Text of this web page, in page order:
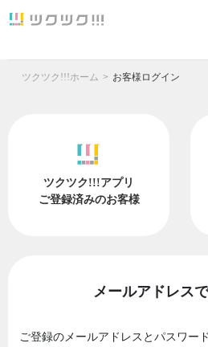
ツクツク!!!ホーム お客様ログイン
ツクツク!!!アプリ
ご登録済みのお客様
メールアドレス
ご登録のメールアドレスとパスワー